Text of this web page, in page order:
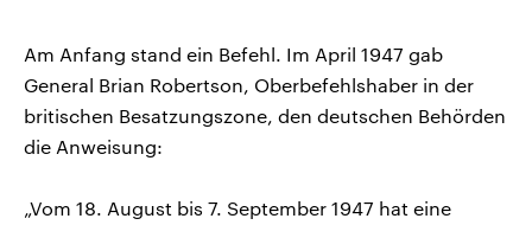
Audio-Archiv
Am Anfang stand ein Befehl. Im April 1947 gab
General Brian Robertson, Oberbefehlshaber in der
britischen Besatzungszone, den deutschen Behörden
die Anweisung:
„Vom 18. August bis 7. September 1947 hat eine